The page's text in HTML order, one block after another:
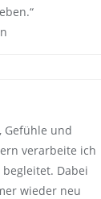
Gefühle und
verarbeite ich
Dabei
wieder neu